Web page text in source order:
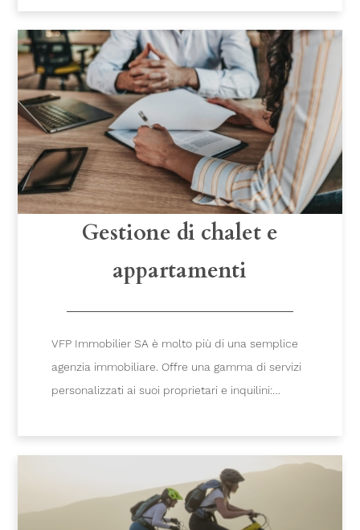
Gestione di chalet e
appartamenti
VFP Immobilier SA è molto più di una semplice
agenzia immobiliare. Offre una gamma di servizi
personalizzati ai suoi proprietari e inquilini:
amministrazione, contabilità, manutenzione,